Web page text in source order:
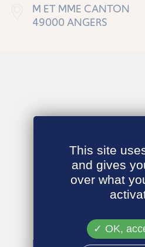
M ET MME CANTON
49000 ANGERS
This site
and gives
over what
OK,